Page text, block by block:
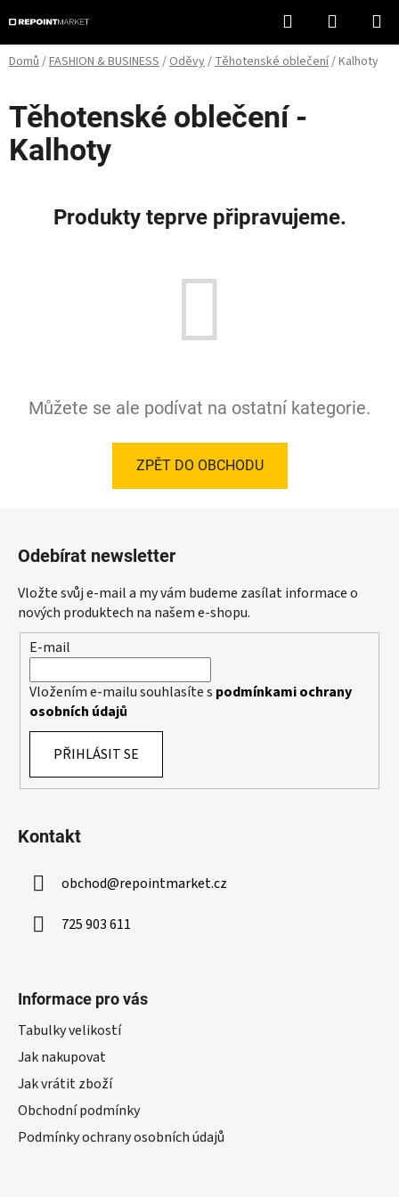
na
obsah
Hledat
KOŠÍK
Domů/FASHION & BUSINESS/Oděvy/Těhotenské oblečení/Kalhoty
Těhotenské oblečení -
Kalhoty
Produkty teprve připravujeme.
Můžete se ale podívat na ostatní kategorie.
ZPĚT DO OBCHODU
Odebírat newsletter
Vložte svůj e-mail a my vám budeme zasílat informace o
nových produktech na našem e-shopu.
E-mail
Vložením e-mailu souhlasíte s podmínkami ochrany
osobních údajů
PŘIHLÁSIT SE
Kontakt
obchod@repointmarket.cz
725 903 611
Informace pro vás
Tabulky velikostí
Jak nakupovat
Jak vrátit zboží
Obchodní podmínky
Podmínky ochrany osobních údajů